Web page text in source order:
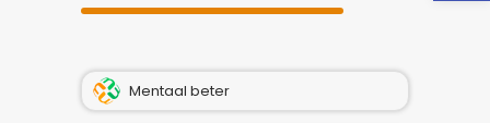
Mentaal beter